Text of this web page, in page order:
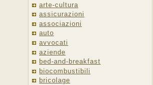
arte-cultura
assicurazioni
associazioni
auto
avvocati
aziende
bed-and-breakfast
biocombustibili
bricolage